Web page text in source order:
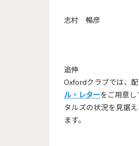
志村 暢彦
追伸
Oxfordクラブでは、
ル・レターをご用意
タルズの状況を見据
ます。